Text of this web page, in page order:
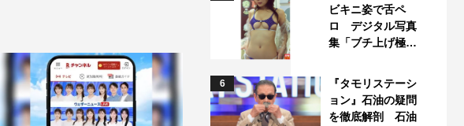
ビキニ姿で舌ペ
ロ デジタル写真
集「ブチ上げ極…
6
『タモリステーシ
ョン』石油の疑問
を徹底解剖 石油